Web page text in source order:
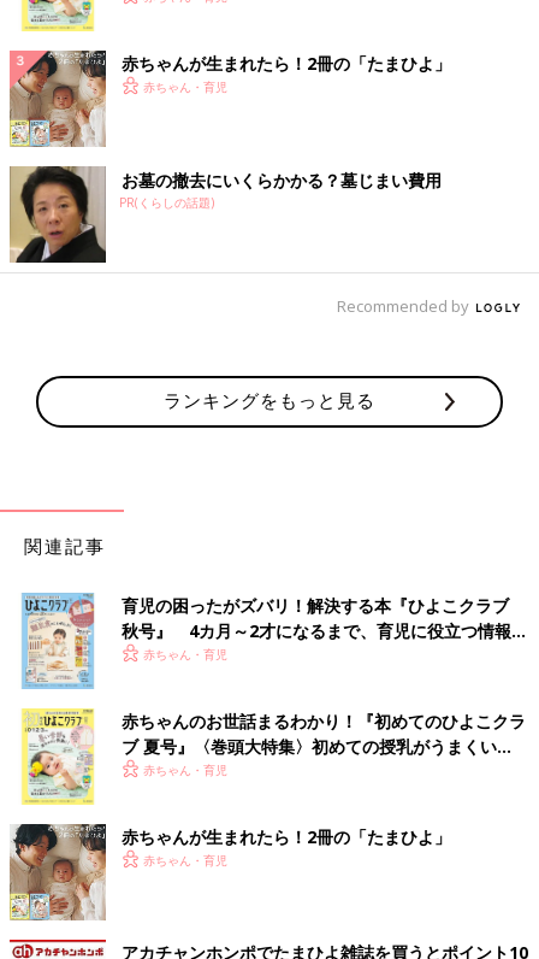
赤ちゃんが生まれたら！2冊の「たまひよ」
赤ちゃん・育児
お墓の撤去にいくらかかる？墓じまい費用
PR(くらしの話題)
Recommended by
ランキングをもっと見る
関連記事
育児の困ったがズバリ！解決する本『ひよこクラブ
秋号』 4カ月～2才になるまで、育児に役立つ情報が
いっぱい！
赤ちゃん・育児
赤ちゃんのお世話まるわかり！『初めてのひよこクラ
ブ 夏号』〈巻頭大特集〉初めての授乳がうまくい
く！ おっぱい・ミルクの基本と夏のトラブル 解決テ
赤ちゃん・育児
赤ちゃんが生まれたら！2冊の「たまひよ」
赤ちゃん・育児
アカチャンホンポでたまひよ雑誌を買うとポイント10